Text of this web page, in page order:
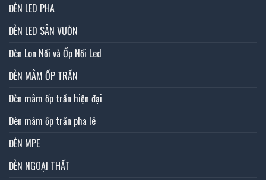
ĐÈN LED PHA
ĐÈN LED SÂN VƯỜN
Đèn Lon Nổi và Ốp Nổi Led
ĐÈN MÂM ỐP TRẦN
Đèn mâm ốp trần hiện đại
Đèn mâm ốp trần pha lê
ĐÈN MPE
ĐÈN NGOẠI THẤT